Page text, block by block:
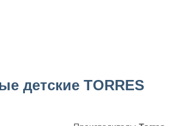
детские TORRES